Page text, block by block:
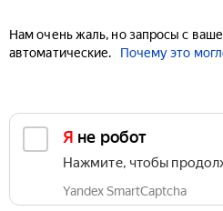
Нам очень жаль, но запросы с
автоматические.
Почему это
Я не робот
Нажмите, чтобы
Yandex SmartCaptcha